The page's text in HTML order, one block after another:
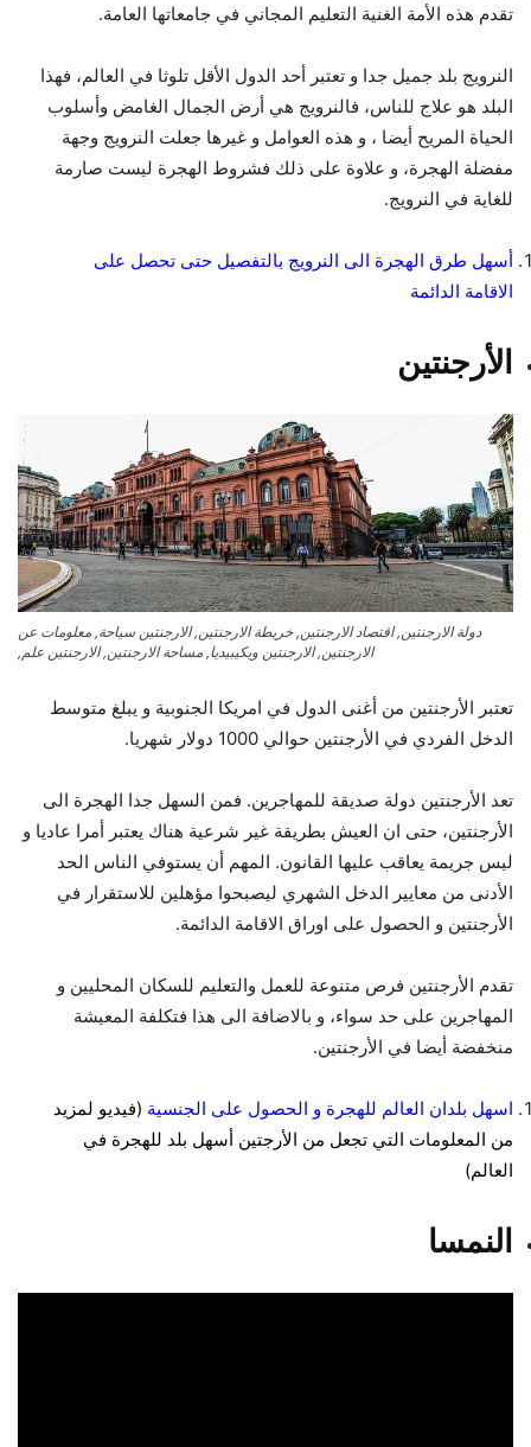
تقدم هذه الأمة الغنية التعليم المجاني في جامعاتها العامة.
النرويج بلد جميل جدا و تعتبر أحد الدول الأقل تلوثا في العالم، فهذا
البلد هو علاج للناس، فالنرويج هي أرض الجمال الغامض وأسلوب
الحياة المريح أيضا ، و هذه العوامل و غيرها جعلت النرويج وجهة
مفضلة الهجرة، و علاوة على ذلك فشروط الهجرة ليست صارمة
للغاية في النرويج.
أسهل طرق الهجرة الى النرويج بالتفصيل حتى تحصل على
الاقامة الدائمة
الأرجنتين
دولة الارجنتين, اقتصاد الارجنتين, خريطة الارجنتين, الارجنتين سياحة, معلومات عن
الارجنتين, الارجنتين ويكيبيديا, مساحة الارجنتين, الارجنتين علم,
تعتبر الأرجنتين من أغنى الدول في امريكا الجنوبية و يبلغ متوسط
الدخل الفردي في الأرجنتين حوالي 1000 دولار شهريا.
تعد الأرجنتين دولة صديقة للمهاجرين. فمن السهل جدا الهجرة الى
الأرجنتين، حتى ان العيش بطريقة غير شرعية هناك يعتبر أمرا عاديا و
ليس جريمة يعاقب عليها القانون. المهم أن يستوفي الناس الحد
الأدنى من معايير الدخل الشهري ليصبحوا مؤهلين للاستقرار في
الأرجنتين و الحصول على اوراق الاقامة الدائمة.
تقدم الأرجنتين فرص متنوعة للعمل والتعليم للسكان المحليين و
المهاجرين على حد سواء، و بالاضافة الى هذا فتكلفة المعيشة
منخفضة أيضا في الأرجنتين.
اسهل بلدان العالم للهجرة و الحصول على الجنسية (فيديو لمزيد
من المعلومات التي تجعل من الأرجتين أسهل بلد للهجرة في
العالم)
النمسا